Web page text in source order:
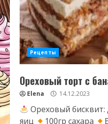
Рецепты
Ореховый торт с
Elena 14.12.2023
Ореховый бисквит:
яиц
100гр сахара